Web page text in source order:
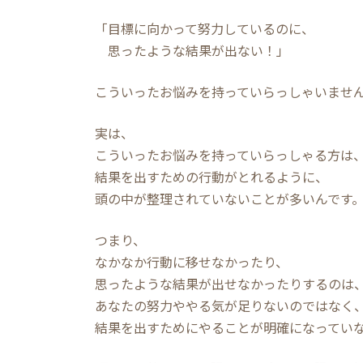
「目標に向かって努力しているのに、
思ったような結果が出ない！」
こういったお悩みを持っていらっしゃいませ
実は、
こういったお悩みを持っていらっしゃる方は、
結果を出すための行動がとれるように、
頭の中が整理されていないことが多いんです。
つまり、
なかなか行動に移せなかったり、
思ったような結果が出せなかったりするのは、
あなたの努力ややる気が足りないのではなく、
結果を出すためにやることが明確になってい